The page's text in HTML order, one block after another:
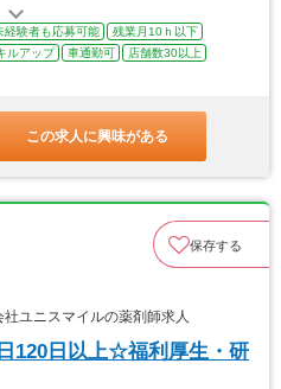
経験者も応募可能
残業月10ｈ以下
ルアップ 車通勤可
店舗数30以上
この求人に興味がある
保存する
ユニスマイルの薬剤師求人
120日以上☆福利厚生・研